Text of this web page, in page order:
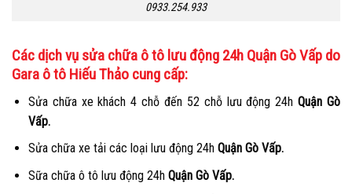
0933.254.933
Các dịch vụ sửa chữa ô tô lưu động 24h Quận Gò Vấp do
Gara ô tô Hiếu Thảo cung cấp:
Sửa chữa xe khách 4 chỗ đến 52 chỗ lưu động 24hQuận Gò
Vấp.
Sửa chữa xe tải các loại lưu động 24h Quận Gò Vấp.
Sữa chữa ô tô lưu động 24h Quận Gò Vấp.